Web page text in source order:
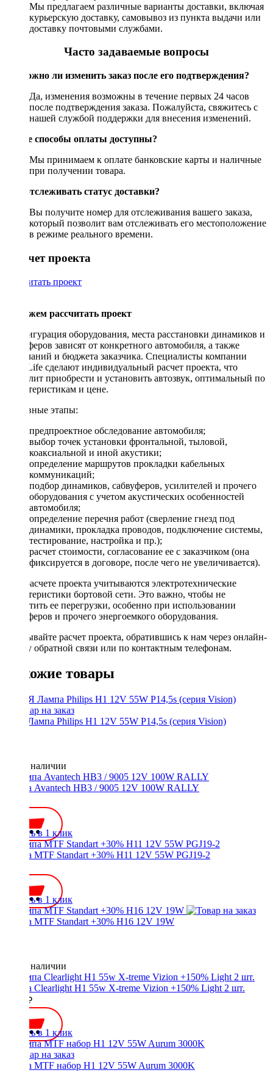
Мы предлагаем различные варианты доставки, включая
курьерскую доставку, самовывоз из пункта выдачи или
доставку почтовыми службами.
Часто задаваемые вопросы
Возможно ли изменить заказ после его подтверждения?
Да, изменения возможны в течение первых 24 часов
после подтверждения заказа. Пожалуйста, свяжитесь с
нашей службой поддержки для внесения изменений.
Какие способы оплаты доступны?
Мы принимаем к оплате банковские карты и наличные
при получении товара.
Как отслеживать статус доставки?
Вы получите номер для отслеживания вашего заказа,
который позволит вам отслеживать его местоположение
в режиме реального времени.
Рассчет проекта
Рассчитать проект
Поможем рассчитать проект
Конфигурация оборудования, места расстановки динамиков и
сабвуферов зависят от конкретного автомобиля, а также
пожеланий и бюджета заказчика. Специалисты компании
DriveLife сделают индивидуальный расчет проекта, что
позволит приобрести и установить автозвук, оптимальный по
характеристикам и цене.
Основные этапы:
предпроектное обследование автомобиля;
выбор точек установки фронтальной, тыловой,
коаксиальной и иной акустики;
определение маршрутов прокладки кабельных
коммуникаций;
подбор динамиков, сабвуферов, усилителей и прочего
оборудования с учетом акустических особенностей
автомобиля;
определение перечня работ (сверление гнезд под
динамики, прокладка проводов, подключение системы,
тестирование, настройка и пр.);
расчет стоимости, согласование ее с заказчиком (она
фиксируется в договоре, после чего не увеличивается).
При расчете проекта учитываются электротехнические
характеристики бортовой сети. Это важно, чтобы не
допустить ее перегрузки, особенно при использовании
сабвуферов и прочего энергоемкого оборудования.
Заказывайте расчет проекта, обратившись к нам через онлайн-
форму обратной связи или по контактным телефонам.
Похожие товары
ЯЯЯ Лампа Philips H1 12V 55W P14,5s (серия Vision)
Нет в наличии
Лампа Avantech HB3 / 9005 12V 100W RALLY
Купить в 1 клик
Лампа MTF Standart +30% H11 12V 55W PGJ19-2
Купить в 1 клик
Лампа MTF Standart +30% H16 12V 19W
Нет в наличии
Лампа Clearlight H1 55w X-treme Vizion +150% Light 2 шт.
1300 ₽
Купить в 1 клик
Лампа MTF набор H1 12V 55W Aurum 3000K